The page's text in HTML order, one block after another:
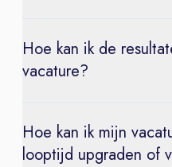
Hoe kan ik de
vacature?
Hoe kan ik mijn
looptijd upgraden of